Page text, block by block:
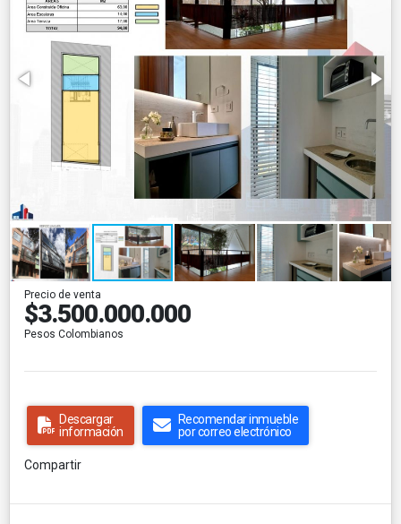
Precio de venta
$3.500.000.000
Pesos Colombianos
Descargar
información
Recomendar inmueble
por correo electrónico
Compartir